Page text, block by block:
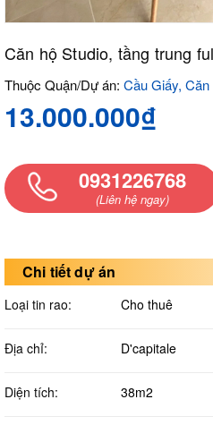
Căn hộ Studio, tầng trung
Thuộc Quận/Dự án: Cầu Giấy,
13.000.000₫
0931226768
(Liên hệ ngay)
Chi tiết dự án
Loại tin rao: Cho thuê
Địa chỉ: D'capitale
Diện tích: 38m2